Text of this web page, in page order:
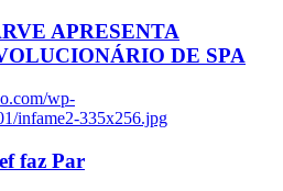
APRESENTA
DE SPA
wp-
infame2-335x256.jpg
faz Par